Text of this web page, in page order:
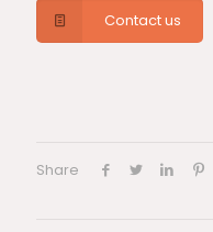
Contact us
Share